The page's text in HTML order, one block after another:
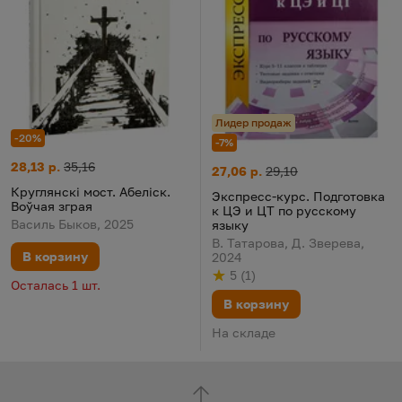
-20%
Круглянскі мост. Абеліск. Воўчая зграя
Цена:
28,13 р.
Старая цена:
35,16
Круглянскі мост. Абеліск.
Воўчая зграя
Василь Быков, 2025
В корзину
Осталась 1 шт.
Лидер продаж
-7%
Экспресс-курс. Подготовка
Цена:
27,06 р.
Старая цена:
29,10
Экспресс-курс. Подготовка
к ЦЭ и ЦТ по русскому
языку
В. Татарова, Д. Зверева,
2024
Рейтинг
5
из 5 (
по результату
1
голосов)
В корзину
На складе